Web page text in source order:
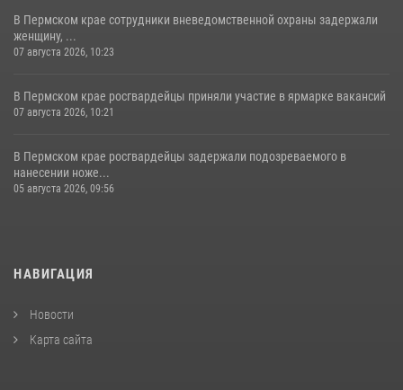
В Пермском крае сотрудники вневедомственной охраны задержали
женщину, ...
07 августа 2026, 10:23
В Пермском крае росгвардейцы приняли участие в ярмарке вакансий
07 августа 2026, 10:21
В Пермском крае росгвардейцы задержали подозреваемого в
нанесении ноже...
05 августа 2026, 09:56
НАВИГАЦИЯ
Новости
Карта сайта